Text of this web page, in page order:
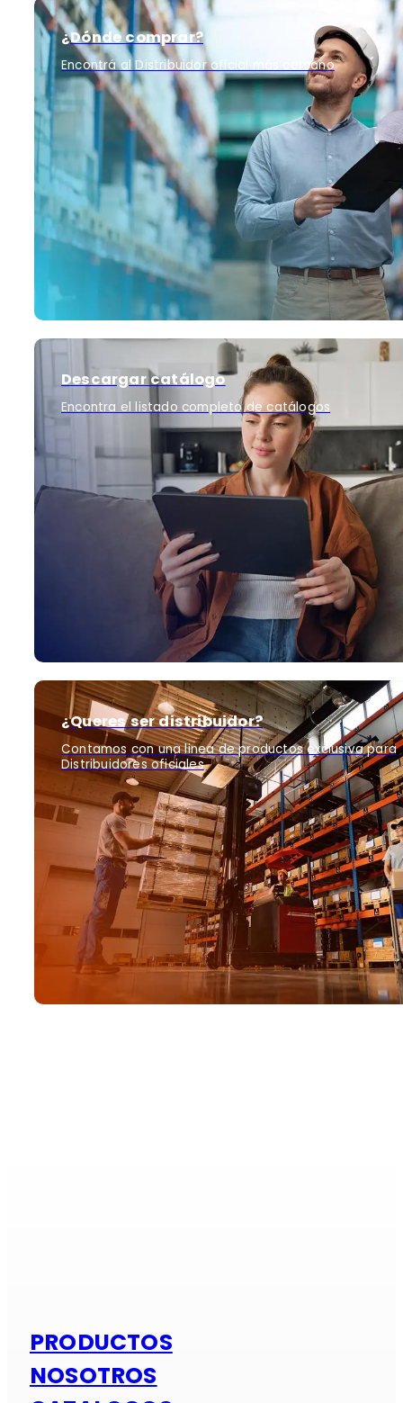
¿Dónde comprar?
Encontrá al Distribuidor oficial más cercano
Descargar catálogo
Encontra el listado completo de catálogos
¿Queres ser distribuidor?
Contamos con una linea de productos exclusiva para
Distribuidores oficiales
PRODUCTOS
NOSOTROS